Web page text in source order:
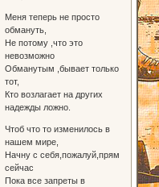
Меня теперь не просто
обмануть,
Не потому ,что это
невозможно
Обманутым ,бывает только
тот,
Кто возлагает на других
надежды ложно.
Чтоб что то изменилось в
нашем мире,
Начну с себя,пожалуй,прям
сейчас
Пока все запреты в